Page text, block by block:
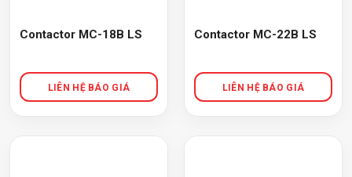
Contactor MC-18B LS Contactor MC-22B LS